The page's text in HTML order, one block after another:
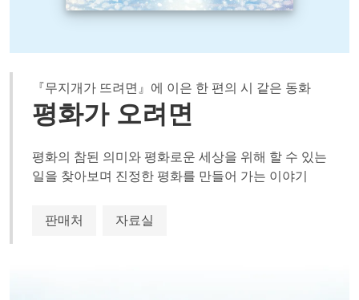
『무지개가 뜨려면』에 이은 한 편의 시 같은 동화
평화가 오려면
평화의 참된 의미와 평화로운 세상을 위해 할 수 있는
일을 찾아보며 진정한 평화를 만들어 가는 이야기
판매처 자료실